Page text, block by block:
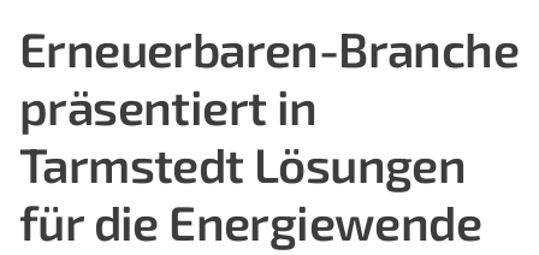
Erneuerbaren-Branche
präsentiert in
Tarmstedt Lösungen
für die Energiewende